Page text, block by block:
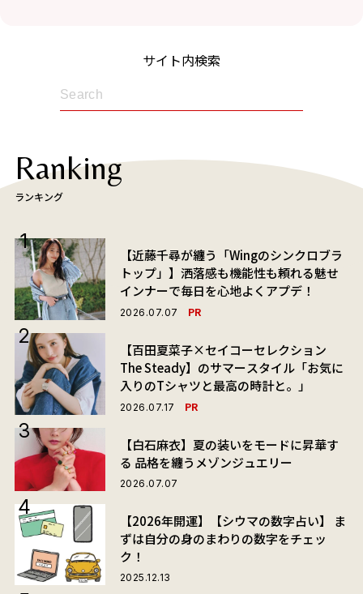
サイト内検索
Ranking
ランキング
【近藤千尋が纏う「Wingのシンクロブラ
トップ」】洒落感も機能性も頼れる魅せ
インナーで毎日を心地よくアプデ！
2026.07.07 PR
【百田夏菜子×セイコーセレクション
The Steady】のサマースタイル「お気に
入りのTシャツと最高の時計と。」
2026.07.17 PR
【白石麻衣】夏の装いをモードに昇華す
る 品格を纏うメゾンジュエリー
2026.07.07
【2026年開運】【シウマの数字占い】 ま
ずは自分の身のまわりの数字をチェッ
ク！
2025.12.13